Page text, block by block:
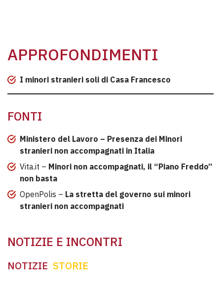
APPROFONDIMENTI
I minori stranieri soli di Casa Francesco
FONTI
Ministero del Lavoro – Presenza dei Minori
stranieri non accompagnati in Italia
Vita.it – Minori non accompagnati, il “Piano Freddo”
non basta
OpenPolis – La stretta del governo sui minori
stranieri non accompagnati
NOTIZIE E INCONTRI
NOTIZIE STORIE